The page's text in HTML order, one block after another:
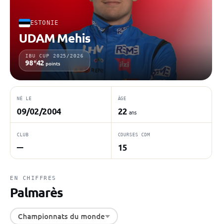
ESTONIE
UDAM Mehis
IBU CUP 2025/2026
98e42 points
NÉ LE
09/02/2004
ÂGE
22 ans
CLUB
—
COURSES CDM
15
EN CHIFFRES
Palmarès
Championnats du monde